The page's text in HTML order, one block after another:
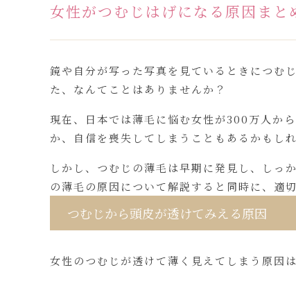
女性がつむじはげになる原因ま
鏡や自分が写った写真を見ているときにつむ
た、なんてことはありませんか？
現在、日本では薄毛に悩む女性が300万人か
か、自信を喪失してしまうこともあるかもしれ
しかし、つむじの薄毛は早期に発見し、しっ
の薄毛の原因について解説すると同時に、適
つむじから頭皮が透けてみえる原因
女性のつむじが透けて薄く見えてしまう原因